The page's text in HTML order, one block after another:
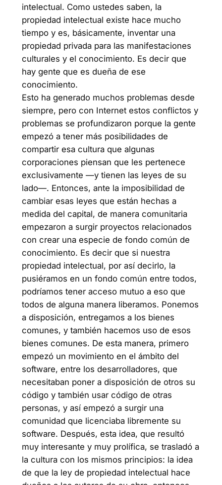
intelectual. Como ustedes saben, la
propiedad intelectual existe hace mucho
tiempo y es, básicamente, inventar una
propiedad privada para las manifestaciones
culturales y el conocimiento. Es decir que
hay gente que es dueña de ese
conocimiento.
Esto ha generado muchos problemas desde
siempre, pero con Internet estos conflictos y
problemas se profundizaron porque la gente
empezó a tener más posibilidades de
compartir esa cultura que algunas
corporaciones piensan que les pertenece
exclusivamente —y tienen las leyes de su
lado—. Entonces, ante la imposibilidad de
cambiar esas leyes que están hechas a
medida del capital, de manera comunitaria
empezaron a surgir proyectos relacionados
con crear una especie de fondo común de
conocimiento. Es decir que si nuestra
propiedad intelectual, por así decirlo, la
pusiéramos en un fondo común entre todos,
podríamos tener acceso mutuo a eso que
todos de alguna manera liberamos. Ponemos
a disposición, entregamos a los bienes
comunes, y también hacemos uso de esos
bienes comunes. De esta manera, primero
empezó un movimiento en el ámbito del
software, entre los desarrolladores, que
necesitaban poner a disposición de otros su
código y también usar código de otras
personas, y así empezó a surgir una
comunidad que licenciaba libremente su
software. Después, esta idea, que resultó
muy interesante y muy prolífica, se trasladó a
la cultura con los mismos principios: la idea
de que la ley de propiedad intelectual hace